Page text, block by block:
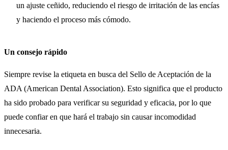
un ajuste ceñido, reduciendo el riesgo de irritación de las encías
y haciendo el proceso más cómodo.
Un consejo rápido
Siempre revise la etiqueta en busca del Sello de Aceptación de la
ADA (American Dental Association). Esto significa que el producto
ha sido probado para verificar su seguridad y eficacia, por lo que
puede confiar en que hará el trabajo sin causar incomodidad
innecesaria.